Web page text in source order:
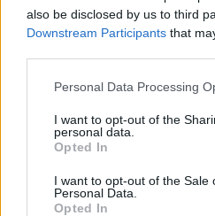
also be disclosed by us to third
Downstream Participants that
Personal Data Processing
I want to opt-out of the
personal data.
Opted In
I want to opt-out of the Sale
Personal Data.
Opted In
Žinios | Lietuvos diena
Savaitės vidurys nusimato
32 laipsnių šilumos
Žinios | Orai
V. Zalužno pasisakymą laiko